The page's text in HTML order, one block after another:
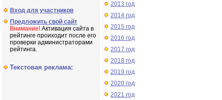
Вход для участников
Предложить свой сайт
Внимание! Активация сайта в
рейтинге проиходит после его
проверки администраторами
рейтинга.
Текстовая реклама:
2013 год
2014 год
2015 год
2016 год
2017 год
2018 год
2019 год
2020 год
2021 год